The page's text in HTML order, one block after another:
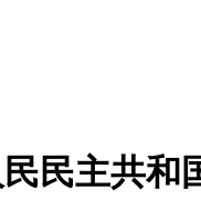
民主共和